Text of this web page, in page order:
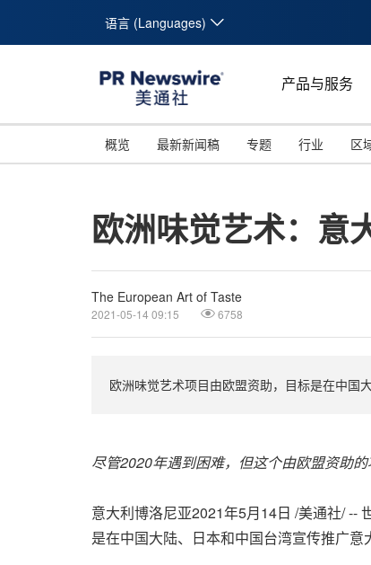
语言 (Languages)
产品与服务
概览 最新新闻稿 专题 行业 区
欧洲味觉艺术：意
The European Art of Taste
2021-05-14 09:15 6758
欧洲味觉艺术项目由欧盟资助，目标是在中国
尽管2020年遇到困难，但这个由欧盟资助
意大利博洛尼亚2021年5月14日 /美通社/ --
是在中国大陆、日本和中国台湾宣传推广